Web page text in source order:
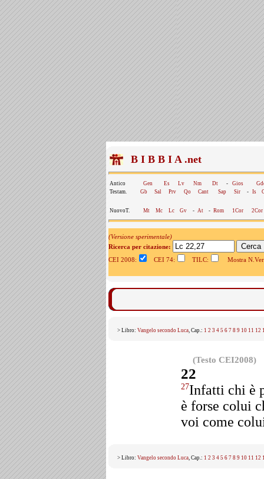
B I B B I A .net
Antico Gen Es Lv Nm Dt - Gios
Testam.
Gb Sal Prv Qo Cant Sap Sir - Is
NuovoT. Mt Mc Lc Gv - At - Rom 1Cor 2Cor
(Versione sperimentale)
Ricerca per citazione:
CEI 2008:
CEI 74: TILC: Mostra
> Libro: Vangelo secondo Luca, Cap.: 1 2 3 4 5 6 7 8 9 10 11 12
(Testo CEI2008)
22
27Infatti chi è
è forse colui
voi come
> Libro: Vangelo secondo Luca, Cap.: 1 2 3 4 5 6 7 8 9 10 11 12